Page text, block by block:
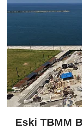
Eski TBMM